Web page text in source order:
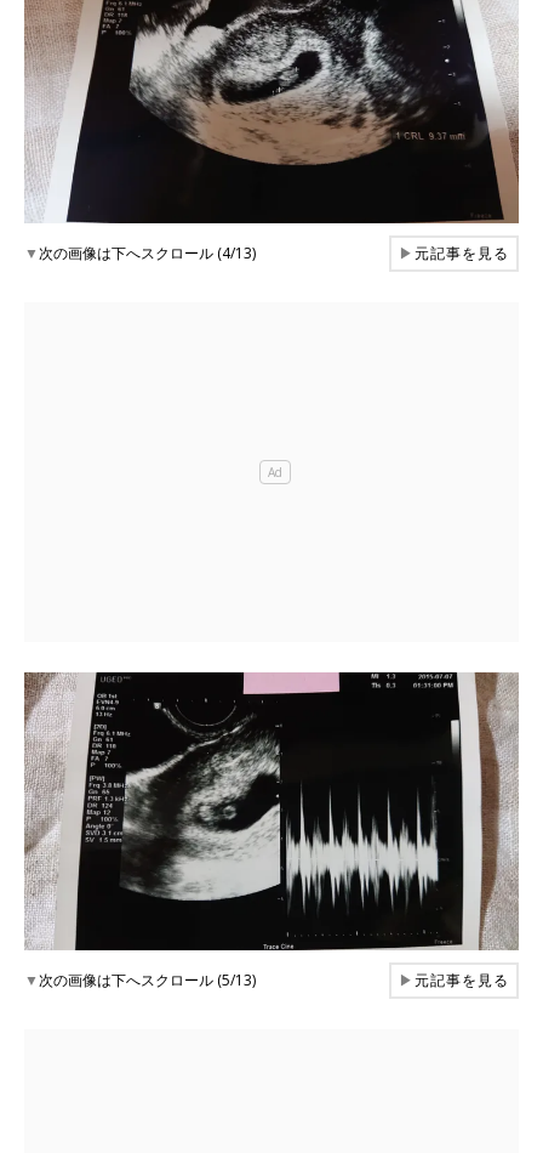
▼次の画像は下へスクロール (4/13) ▶元記事を見る
▼次の画像は下へスクロール (5/13) ▶元記事を見る